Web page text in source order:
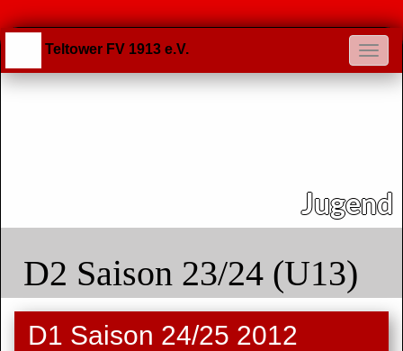
Teltower FV 1913 e.V.
Jugend
D2 Saison 23/24 (U13)
D1 Saison 24/25 2012